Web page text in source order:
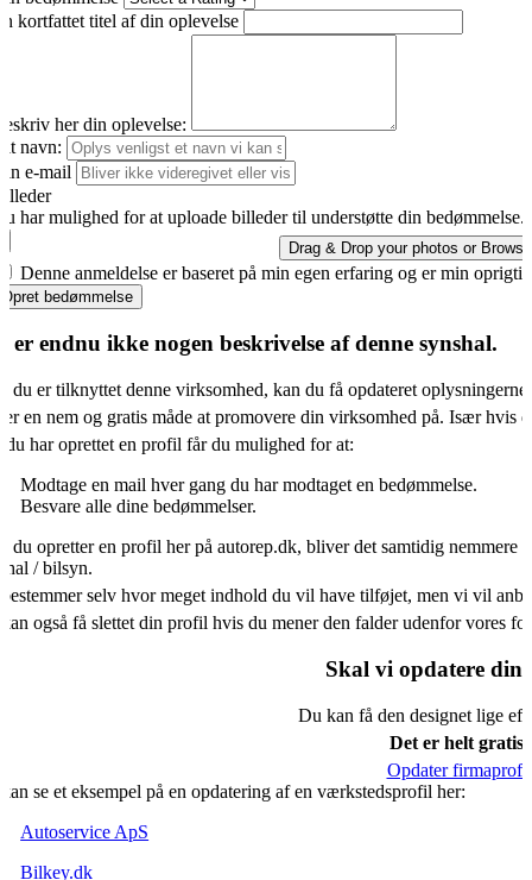
kortfattet titel af din oplevelse
her din oplevelse:
navn:
e-mail
har mulighed for at uploade billeder til understøtte din bedømmelse.
Drag & Drop your photos or Browse
Denne anmeldelse er baseret på min egen erfaring og er min
Opret bedømmelse
er endnu ikke nogen beskrivelse af denne synshal.
du er tilknyttet denne virksomhed, kan du få opdateret oplysningerne.
er en nem og gratis måde at promovere din virksomhed på. Især hvis
du har oprettet en profil får du mulighed for at:
Modtage en mail hver gang du har modtaget en bedømmelse.
Besvare alle dine bedømmelser.
du opretter en profil her på autorep.dk, bliver det samtidig nemmere
/ bilsyn.
selv hvor meget indhold du vil have tilføjet, men vi vil
også få slettet din profil hvis du mener den falder udenfor vores
Skal vi opdatere din
Du kan få den designet lige
Det er helt gratis.
Opdater firmaprofil
se et eksempel på en opdatering af en værkstedsprofil her:
Autoservice ApS
Bilkey.dk